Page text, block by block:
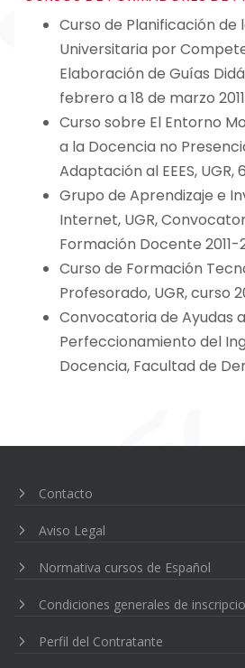
Curso de Planificación de
Universitaria por
Elaboración de Guías
febrero a 18 de marzo
Curso sobre El Entorno
a la Docencia no
Adaptación al EEES, UGR,
Grupo de Aprendizaje e
Internet, UGR,
Formación Docente 2011-
Curso de Formación
Profesorado, UGR, curso
Convocatoria de Ayudas
Perfeccionamiento del
Docencia, Facultad de
de
Contacto
Aviso Legal
Normativa cursos de Español
Condiciones generales de
Perfil del Contratante